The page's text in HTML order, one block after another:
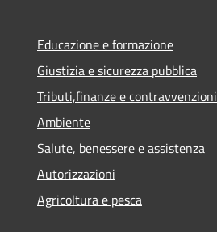
Educazione e formazione
Giustizia e sicurezza pubblica
Tributi,finanze e contravvenzioni
Ambiente
Salute, benessere e assistenza
Autorizzazioni
Agricoltura e pesca